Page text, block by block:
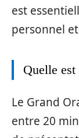
est
personnel
Quelle
Le Grand
entre 20